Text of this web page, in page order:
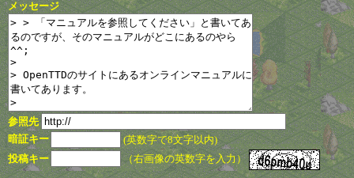
メッセージ
参照先
暗証キー
(英数字で8文字以内)
投稿キー
（右画像の英数字を入力）